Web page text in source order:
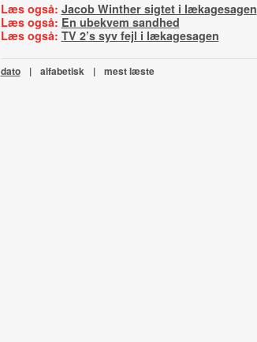
Læs også: Jacob Winther sigtet i lækagesagen
Læs også: En ubekvem sandhed
Læs også: TV 2’s syv fejl i lækagesagen
dato | alfabetisk | mest læste